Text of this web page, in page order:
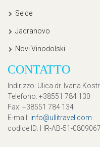
Selce
Jadranovo
Novi Vinodolski
CONTATTO
Indirizzo: Ulica dr. Ivana
Telefono: +38551 784 130
Fax: +38551 784 134
E-mail: info@ullitravel.com
codice ID: HR-AB-51-